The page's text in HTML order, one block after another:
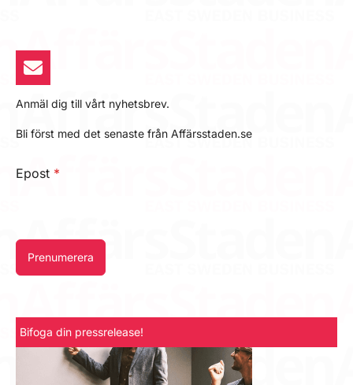
Anmäl dig till vårt nyhetsbrev.
Bli först med det senaste från Affärsstaden.se
Epost *
Prenumerera
Bifoga din pressrelease!